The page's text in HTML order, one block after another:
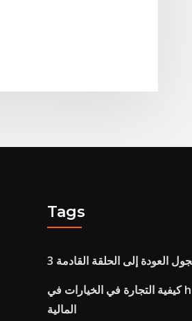
Tags
العودة إلى الحلقة القادمة 3
كيفية التجارة في الخيارات في hdfc الأوراق
المالية